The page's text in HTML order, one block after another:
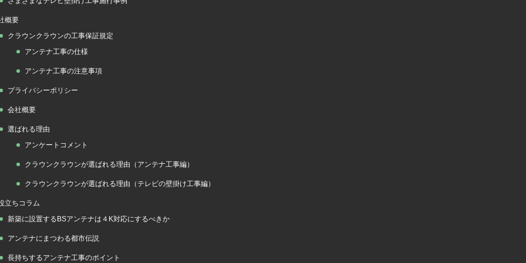
概要
クラウンクラウンの工事保証規定
アンテナ工事の仕様
アンテナ工事の注意事項
プライバシーポリシー
会社概要
選ばれる理由
アンケートコメント
クラウンクラウンが選ばれる理由（アンテナ工事編）
クラウンクラウンが選ばれる理由（テレビの壁掛け工事編）
立ちコラム
新築に設置するBSアンテナは４K対応にするべきか
アンテナにまつわる都市伝説
長持ちするアンテナ工事のポイント